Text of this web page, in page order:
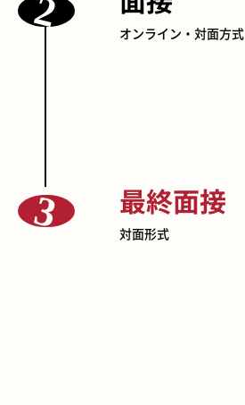
オンライン・対面方式
最終面接
対面形式